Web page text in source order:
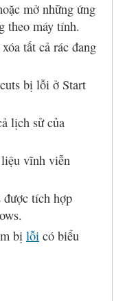
mở những ứng
theo máy tính.
tất cả rác đang
bị lỗi ở Start
lịch sử của
vĩnh viễn
được tích hợp
bị lỗi có biểu